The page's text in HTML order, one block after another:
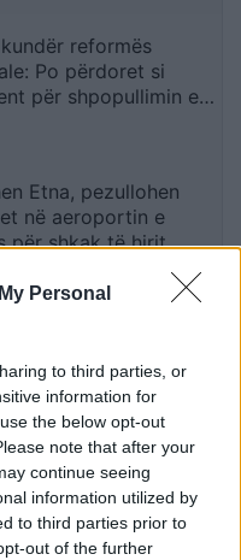
Personal
to third parties, or
information for
the below opt-out
note that after your
continue seeing
information utilized by
to third parties prior to
out of the further
reformës
Po përdoret si
për shpopullimin e
Etna, pezullohen
në aeroportin e
për shkak të hirit
83 mandatet po
si mburojë për aferat